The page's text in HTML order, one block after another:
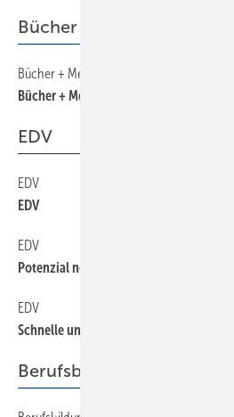
Bücher + Medien
Bücher + Medien
Bücher + Medien
EDV
EDV
EDV
EDV
Potenzial noch lange nicht ausgeschöpft
EDV
Schnelle und sichere Kalkulation
Berufsbildung